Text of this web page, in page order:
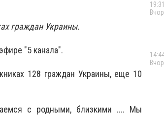
граждан Украины.
"5 канала".
128 граждан Украины, еще 10
с родными, близкими .... Мы
19:31